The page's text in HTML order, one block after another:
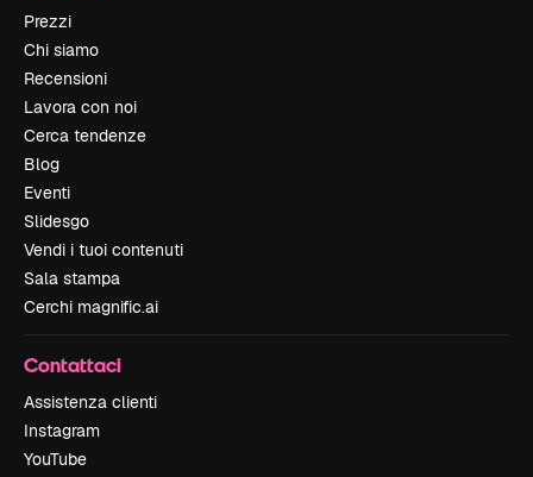
Prezzi
Chi siamo
Recensioni
Lavora con noi
Cerca tendenze
Blog
Eventi
Slidesgo
Vendi i tuoi contenuti
Sala stampa
Cerchi magnific.ai
Contattaci
Assistenza clienti
Instagram
YouTube